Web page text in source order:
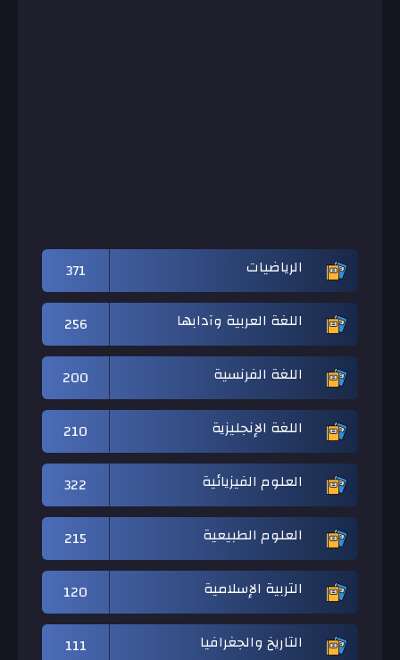
الرياضيات
371
اللغة العربية وآدابها
256
اللغة الفرنسية
200
اللغة الإنجليزية
210
العلوم الفيزيائية
322
العلوم الطبيعية
215
التربية الإسلامية
120
التاريخ والجغرافيا
111